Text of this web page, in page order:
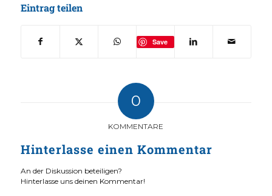
Eintrag teilen
Save
0
KOMMENTARE
Hinterlasse einen Kommentar
An der Diskussion beteiligen?
Hinterlasse uns deinen Kommentar!